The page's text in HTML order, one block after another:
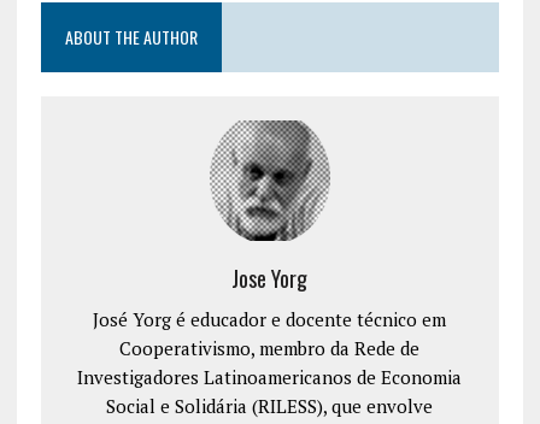
ABOUT THE AUTHOR
Jose Yorg
José Yorg é educador e docente técnico em
Cooperativismo, membro da Rede de
Investigadores Latinoamericanos de Economia
Social e Solidária (RILESS), que envolve